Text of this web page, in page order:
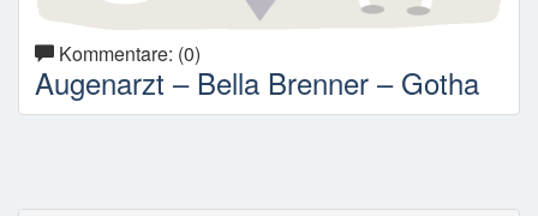
Kommentare: (0)
Augenarzt – Bella Brenner – Gotha